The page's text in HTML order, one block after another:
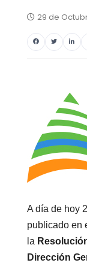
29 de
A día de hoy
publicado en
la
Dirección